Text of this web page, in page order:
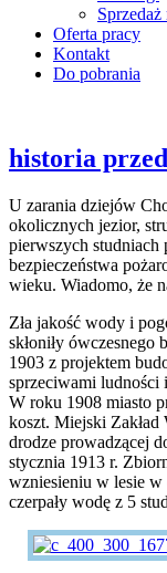
Sprzedaż
Oferta pracy
Kontakt
Do pobrania
historia
U zarania dziejów
okolicznych jezior,
pierwszych studniach
bezpieczeństwa
wieku. Wiadomo, że
Zła jakość wody i
skłoniły
1903 z projektem
sprzeciwami ludności
W roku 1908 miasto
koszt. Miejski Zakład
drodze prowadzącej
stycznia 1913 r.
wzniesieniu w lesie
czerpały wodę z 5